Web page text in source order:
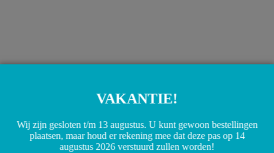
10,00
Toevoegen aan winkelwagen
VAKANTIE!
Wij zijn gesloten t/m 13 augustus. U kunt gewoon bestellingen
plaatsen, maar houd er rekening mee dat deze pas op 14
augustus 2026 verstuurd zullen worden!